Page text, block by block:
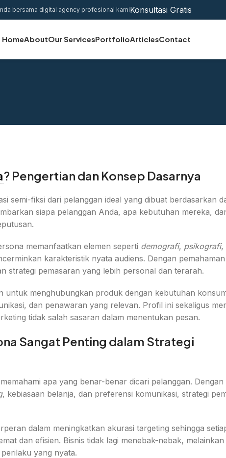
bersama digital agency profesional kamiKonsultasi Gratis
HomeAboutOur ServicesPortfolioArticlesContact
? Pengertian dan Konsep Dasarnya
semi-fiksi dari pelanggan ideal yang dibuat berdasarkan
siapa pelanggan Anda, apa kebutuhan mereka,
memanfaatkan elemen seperti demografi, psikografi,
karakteristik nyata audiens. Dengan pemahaman
strategi pemasaran yang lebih personal dan terarah.
untuk menghubungkan produk dengan kebutuhan
dan penawaran yang relevan. Profil ini sekaligus
tidak salah sasaran dalam menentukan pesan.
Sangat Penting dalam Strategi
apa yang benar-benar dicari pelanggan. Dengan
, kebiasaan belanja, dan preferensi komunikasi, strategi
dalam meningkatkan akurasi targeting sehingga
dan efisien. Bisnis tidak lagi menebak-nebak, melainkan
yang nyata.